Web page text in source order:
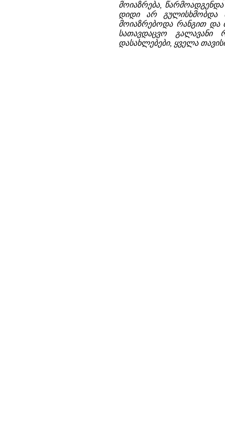
მოიაზრება,
დიდი არ გულისხმობდა
მოიაზრებოდა რანგით და
სათავდაცვო
დასახლებები, ყველა